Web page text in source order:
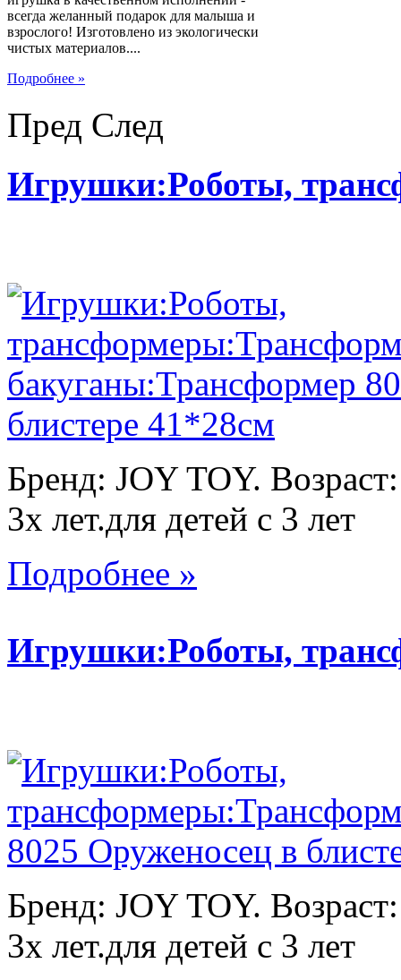
всегда желанный подарок для малыша и
взрослого! Изготовлено из экологически
чистых материалов....
Подробнее »
Пред След
Игрушки:Роботы,
Бренд: JOY TOY.
3х лет.для детей с 3 лет
Подробнее »
Игрушки:Роботы,
Бренд: JOY TOY.
3х лет.для детей с 3 лет